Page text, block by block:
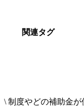
関連タグ
\ 制度やどの補助金